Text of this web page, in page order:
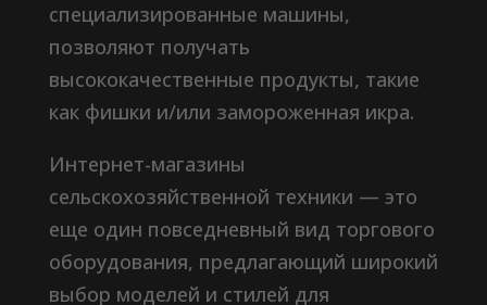
специализированные машины,
позволяют получать
высококачественные продукты, такие
как фишки и/или замороженная икра.
Интернет-магазины
сельскохозяйственной техники — это
еще один повседневный вид торгового
оборудования, предлагающий широкий
выбор моделей и стилей для